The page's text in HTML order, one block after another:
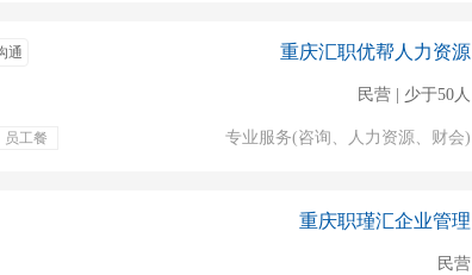
通
员工餐
重庆汇职优帮人力资源
民营 | 少于50人
专业服务(咨询、人力资源、财会)
重庆职瑾汇企业管理
民营